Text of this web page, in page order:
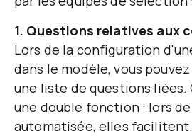
1. Questions relatives aux
Lors de la configuration
dans le modèle, vous
une liste de questions
une double fonction : lors
automatisée, elles